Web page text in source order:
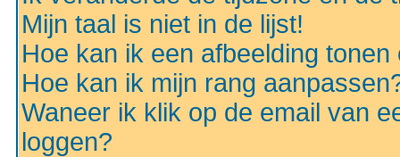
Mijn taal is niet in de lijst!
Hoe kan ik een afbeelding
Hoe kan ik mijn rang
Waneer ik klik op de email van
loggen?